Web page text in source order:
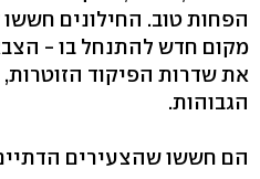
הפחות טוב. החילונים
מקום חדש להתנחל בו -
את שדרות הפיקוד הזוטרות,
הגבוהות.
הם חששו שהצעירים